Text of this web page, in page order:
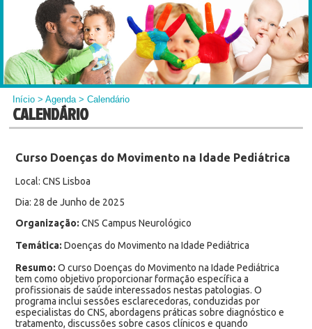
Início >Agenda> Calendário
CALENDÁRIO
Curso Doenças do Movimento na Idade Pediátrica
Local: CNS Lisboa
Dia: 28 de Junho de 2025
Organização: CNS Campus Neurológico
Temática: Doenças do Movimento na Idade Pediátrica
Resumo: O curso Doenças do Movimento na Idade Pediátrica
tem como objetivo proporcionar formação específica a
profissionais de saúde interessados nestas patologias. O
programa inclui sessões esclarecedoras, conduzidas por
especialistas do CNS, abordagens práticas sobre diagnóstico e
tratamento, discussões sobre casos clínicos e quando